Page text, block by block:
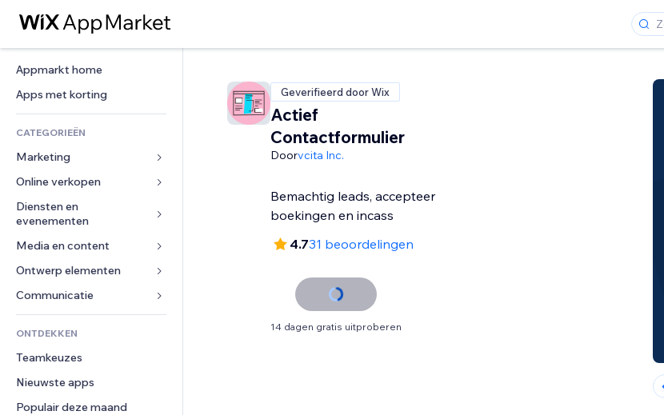
Appmarkt home
Apps met korting
CATEGORIEËN
Marketing
Advertenties
Mobiel
Analytics
Social media
SEO
Betrokkenheid
Websitevermeldingen
E-mail
Conversie
Online verkopen
Apps voor webshops
Verzending en levering
Verkoopknoppen
Online cursussen
Print on demand
Boekhouding
Coupons en loyaliteit
Opslagoplossingen
Dropshipping
Prijzen en abonnementen
Diensten en
evenementen
Hotels
Evenementen
Restaurants
Vastgoed
Boekingen
Media en content
Galerij
Muziek
Podcasts
Fotografie
Video
PDF
Bestanden delen
Ontwerp elementen
Kaarten en navigatie
Privacy en beveiliging
Ontime
Pagina templates
Afbeeldingseffecten
Knoppen en menu's
Formulieren
Enquêtes
Chat
Opmerkingen
ONTDEKKEN
Teamkeuzes
Nieuwste apps
Populair deze maand
Geverifieerd door Wix
Actief
Contactformulier
Doorvcita Inc.
Bemachtig leads, accepteer
boekingen en incass
4.731 beoordelingen
14 dagen gratis uitproberen